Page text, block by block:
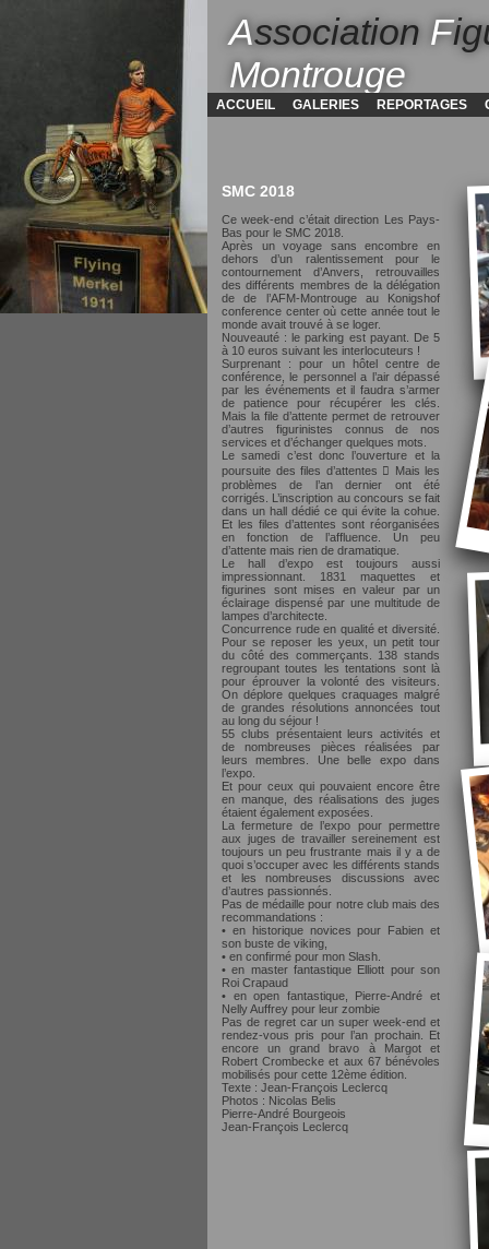
Association F
Montrouge
ACCUEIL GALERIES REPORTAGES
SMC 2018
Ce week-end c’était direction Les Pays-
Bas pour le SMC 2018.
Après un voyage sans encombre en
dehors d’un ralentissement pour le
contournement d’Anvers, retrouvailles
des différents membres de la délégation
de de l’AFM-Montrouge au Konigshof
conference center où cette année tout le
monde avait trouvé à se loger.
Nouveauté : le parking est payant. De 5
à 10 euros suivant les interlocuteurs !
Surprenant : pour un hôtel centre de
conférence, le personnel a l’air dépassé
par les événements et il faudra s’armer
de patience pour récupérer les clés.
Mais la file d’attente permet de retrouver
d’autres figurinistes connus de nos
services et d’échanger quelques mots.
Le samedi c’est donc l’ouverture et la
poursuite des files d’attentes  Mais les
problèmes de l’an dernier ont été
corrigés. L’inscription au concours se fait
dans un hall dédié ce qui évite la cohue.
Et les files d’attentes sont réorganisées
en fonction de l’affluence. Un peu
d’attente mais rien de dramatique.
Le hall d’expo est toujours aussi
impressionnant. 1831 maquettes et
figurines sont mises en valeur par un
éclairage dispensé par une multitude de
lampes d’architecte.
Concurrence rude en qualité et diversité.
Pour se reposer les yeux, un petit tour
du côté des commerçants. 138 stands
regroupant toutes les tentations sont là
pour éprouver la volonté des visiteurs.
On déplore quelques craquages malgré
de grandes résolutions annoncées tout
au long du séjour !
55 clubs présentaient leurs activités et
de nombreuses pièces réalisées par
leurs membres. Une belle expo dans
l’expo.
Et pour ceux qui pouvaient encore être
en manque, des réalisations des juges
étaient également exposées.
La fermeture de l’expo pour permettre
aux juges de travailler sereinement est
toujours un peu frustrante mais il y a de
quoi s’occuper avec les différents stands
et les nombreuses discussions avec
d’autres passionnés.
Pas de médaille pour notre club mais des
recommandations :
• en historique novices pour Fabien et
son buste de viking,
• en confirmé pour mon Slash.
• en master fantastique Elliott pour son
Roi Crapaud
• en open fantastique, Pierre-André et
Nelly Auffrey pour leur zombie
Pas de regret car un super week-end et
rendez-vous pris pour l’an prochain. Et
encore un grand bravo à Margot et
Robert Crombecke et aux 67 bénévoles
mobilisés pour cette 12ème édition.
Texte : Jean-François Leclercq
Photos : Nicolas Belis
Pierre-André Bourgeois
Jean-François Leclercq